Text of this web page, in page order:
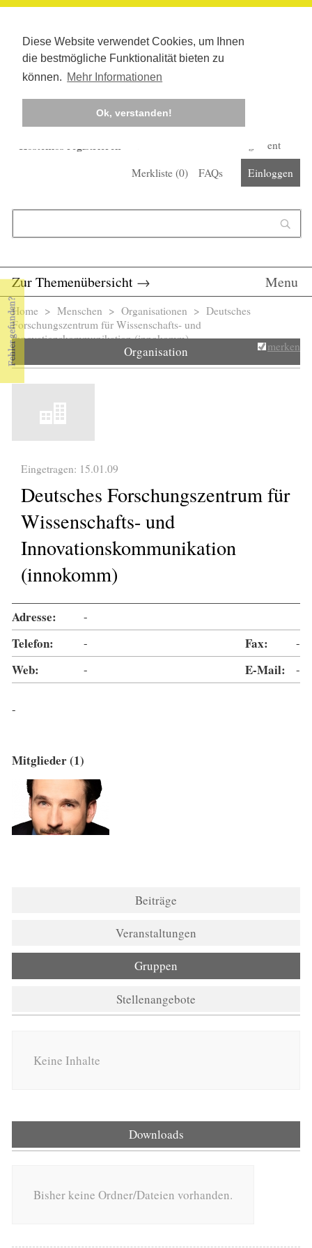
Diese Website verwendet Cookies, um Ihnen
die bestmögliche Funktionalität bieten zu
können. Mehr Informationen
Ok, verstanden!
Kostenlos registrieren
Corona-Management
Merkliste (0) FAQs Einloggen
Zur Themenübersicht → Menu
Sie sind hier
Home > Menschen > Organisationen > Deutsches
Forschungszentrum für Wissenschafts- und
Innovationskommunikation (innokomm)
Organisation merken
Eingetragen: 15.01.09
Deutsches Forschungszentrum für
Wissenschafts- und
Innovationskommunikation
(innokomm)
Adresse: -
Telefon: - Fax: -
Web: - E-Mail: -
-
Mitglieder (1)
Beiträge
Veranstaltungen
Gruppen
Stellenangebote
Keine Inhalte
Downloads
Bisher keine Ordner/Dateien vorhanden.